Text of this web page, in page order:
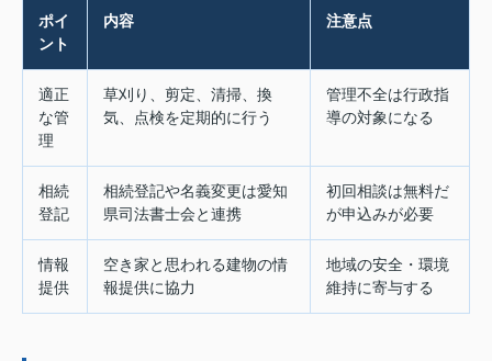
ポイ
ント
内容 注意点
適正
な管
理
草刈り、剪定、清掃、換
気、点検を定期的に行う
管理不全は行政指
導の対象になる
相続
登記
相続登記や名義変更は愛知
県司法書士会と連携
初回相談は無料だ
が申込みが必要
情報
提供
空き家と思われる建物の情
報提供に協力
地域の安全・環境
維持に寄与する